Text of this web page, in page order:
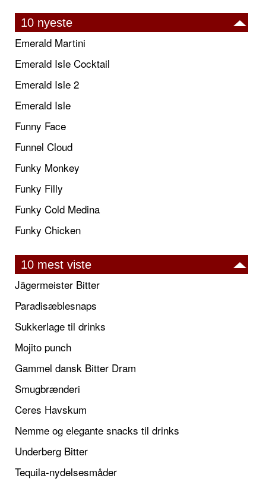
10 nyeste
Emerald Martini
Emerald Isle Cocktail
Emerald Isle 2
Emerald Isle
Funny Face
Funnel Cloud
Funky Monkey
Funky Filly
Funky Cold Medina
Funky Chicken
10 mest viste
Jägermeister Bitter
Paradisæblesnaps
Sukkerlage til drinks
Mojito punch
Gammel dansk Bitter Dram
Smugbrænderi
Ceres Havskum
Nemme og elegante snacks til drinks
Underberg Bitter
Tequila-nydelsesmåder